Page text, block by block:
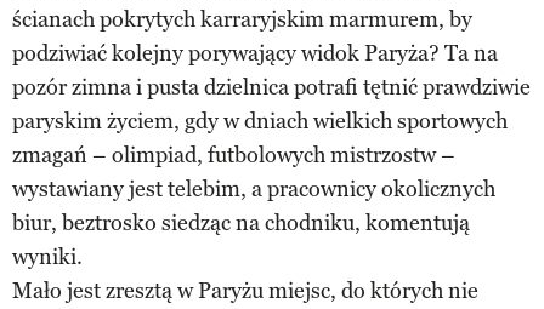
ścianach pokrytych karraryjskim marmurem, by
podziwiać kolejny porywający widok Paryża? Ta na
pozór zimna i pusta dzielnica potrafi tętnić prawdziwie
paryskim życiem, gdy w dniach wielkich sportowych
zmagań – olimpiad, futbolowych mistrzostw –
wystawiany jest telebim, a pracownicy okolicznych
biur, beztrosko siedząc na chodniku, komentują
wyniki.
Mało jest zresztą w Paryżu miejsc, do których nie